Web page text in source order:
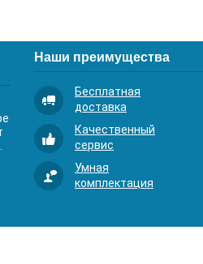
Наши преимущества
Бесплатная
доставка
Качественный
сервис
Умная
комплектация